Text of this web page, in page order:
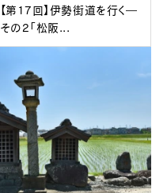
【第17回】伊勢街道を行く―
その2「松阪...